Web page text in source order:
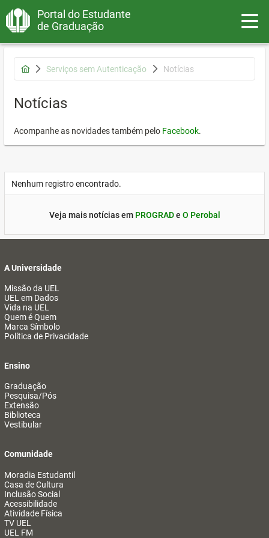
Portal do Estudante
de Graduação
Serviços sem Autenticação Notícias
Notícias
Acompanhe as novidades também pelo Facebook.
Nenhum registro encontrado.
Veja mais notícias em PROGRADe O Perobal
A Universidade
Missão da UEL
UEL em Dados
Vida na UEL
Quem é Quem
Marca Símbolo
Política de Privacidade
Ensino
Graduação
Pesquisa/Pós
Extensão
Biblioteca
Vestibular
Comunidade
Moradia Estudantil
Casa de Cultura
Inclusão Social
Acessibilidade
Atividade Física
TV UEL
UEL FM